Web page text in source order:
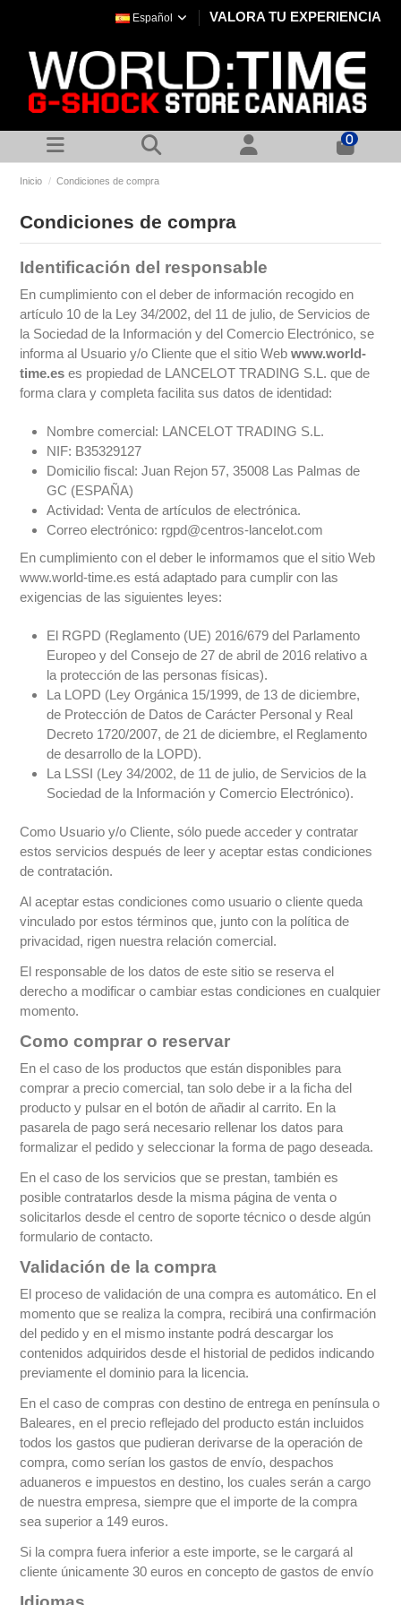
Español VALORA TU EXPERIENCIA
0
Inicio Condiciones de compra
Condiciones de compra
Identificación del responsable
En cumplimiento con el deber de información recogido en
artículo 10 de la Ley 34/2002, del 11 de julio, de Servicios de
la Sociedad de la Información y del Comercio Electrónico, se
informa al Usuario y/o Cliente que el sitio Webwww.world-
time.es es propiedad de LANCELOT TRADING S.L. que de
forma clara y completa facilita sus datos de identidad:
Nombre comercial: LANCELOT TRADING S.L.
NIF: B35329127
Domicilio fiscal: Juan Rejon 57, 35008 Las Palmas de
GC (ESPAÑA)
Actividad: Venta de artículos de electrónica.
Correo electrónico: rgpd@centros-lancelot.com
En cumplimiento con el deber le informamos que el sitio Web
www.world-time.es está adaptado para cumplir con las
exigencias de las siguientes leyes:
El RGPD (Reglamento (UE) 2016/679 del Parlamento
Europeo y del Consejo de 27 de abril de 2016 relativo a
la protección de las personas físicas).
La LOPD (Ley Orgánica 15/1999, de 13 de diciembre,
de Protección de Datos de Carácter Personal y Real
Decreto 1720/2007, de 21 de diciembre, el Reglamento
de desarrollo de la LOPD).
La LSSI (Ley 34/2002, de 11 de julio, de Servicios de la
Sociedad de la Información y Comercio Electrónico).
Como Usuario y/o Cliente, sólo puede acceder y contratar
estos servicios después de leer y aceptar estas condiciones
de contratación.
Al aceptar estas condiciones como usuario o cliente queda
vinculado por estos términos que, junto con la política de
privacidad, rigen nuestra relación comercial.
El responsable de los datos de este sitio se reserva el
derecho a modificar o cambiar estas condiciones en cualquier
momento.
Como comprar o reservar
En el caso de los productos que están disponibles para
comprar a precio comercial, tan solo debe ir a la ficha del
producto y pulsar en el botón de añadir al carrito. En la
pasarela de pago será necesario rellenar los datos para
formalizar el pedido y seleccionar la forma de pago deseada.
En el caso de los servicios que se prestan, también es
posible contratarlos desde la misma página de venta o
solicitarlos desde el centro de soporte técnico o desde algún
formulario de contacto.
Validación de la compra
El proceso de validación de una compra es automático. En el
momento que se realiza la compra, recibirá una confirmación
del pedido y en el mismo instante podrá descargar los
contenidos adquiridos desde el historial de pedidos indicando
previamente el dominio para la licencia.
En el caso de compras con destino de entrega en península o
Baleares, en el precio reflejado del producto están incluidos
todos los gastos que pudieran derivarse de la operación de
compra, como serían los gastos de envío, despachos
aduaneros e impuestos en destino, los cuales serán a cargo
de nuestra empresa, siempre que el importe de la compra
sea superior a 149 euros.
Si la compra fuera inferior a este importe, se le cargará al
cliente únicamente 30 euros en concepto de gastos de envío